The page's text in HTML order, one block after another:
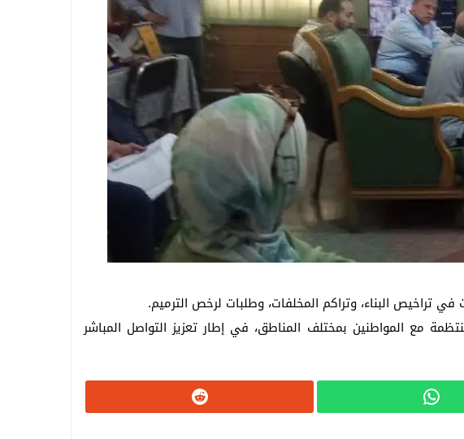
البناء، وتراكم المخلفات، وطلبات لرخص الترميم.
مع المواطنين بمختلف المناطق، في إطار تعزيز التواصل المباشر